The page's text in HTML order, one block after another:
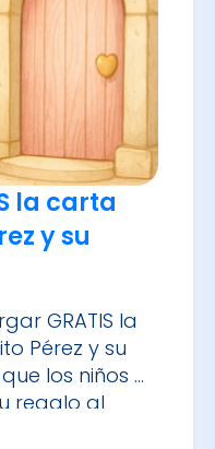
la carta
y su
GRATIS la
Pérez y su
los niños y
regalo al